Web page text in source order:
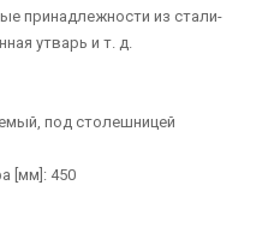
принадлежности из стали-
утварь и т. д.
под столешницей
[мм]: 450